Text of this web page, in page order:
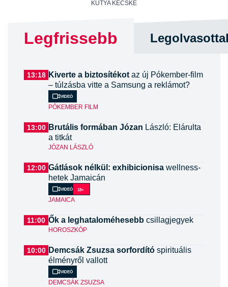
KUTYA KECSKE
Legfrissebb
13:18 Kiverte a biztosítékot az új Pókember-film
– túlzásba vitte a Samsung a reklámot?
Videó
PÓKEMBER FILM
13:00 Brutális formában Józan László: Elárulta
a titkát
JÓZAN LÁSZLÓ
12:00 Gátlások nélkül: exhibicionisa wellness-
hetek Jamaicán
Videó
18+
JAMAICA
11:00 Ők a leghataloméhesebb csillagjegyek
HOROSZKÓP
10:00 Demcsák Zsuzsa sorfordító spirituális
élményről vallott
Videó
DEMCSÁK ZSUZSA